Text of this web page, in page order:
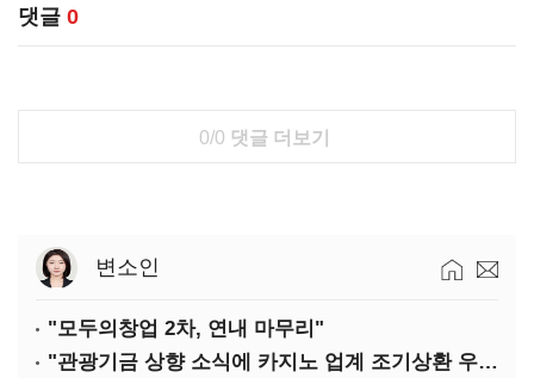
댓글 0
0/0 댓글 더보기
변소인
"모두의창업 2차, 연내 마무리"
"관광기금 상향 소식에 카지노 업계 조기상환 우려"